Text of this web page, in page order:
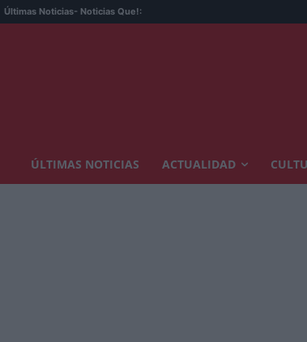
Últimas Noticias- Noticias Que!:
ÚLTIMAS NOTICIAS ACTUALIDAD